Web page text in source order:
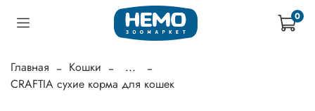
0
Главная Кошки
...
CRAFTIA сухие корма для кошек